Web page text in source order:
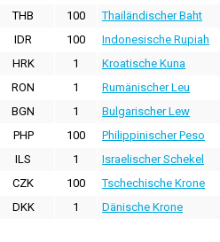
THB
100 Thailändischer Baht
IDR
100 Indonesische Rupiah
HRK
1 Kroatische Kuna
RON
1 Rumänischer Leu
BGN
1 Bulgarischer Lew
PHP
100 Philippinischer Peso
ILS
1 Israelischer Schekel
CZK
100 Tschechische Krone
DKK
1 Dänische Krone